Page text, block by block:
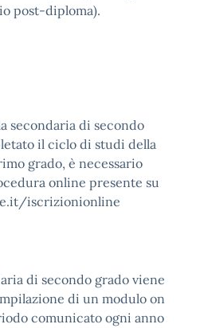
post-diploma).
secondaria di secondo
il ciclo di studi della
grado, è necessario
online presente su
iscrizionionline
di secondo grado viene
di un modulo on
comunicato ogni anno